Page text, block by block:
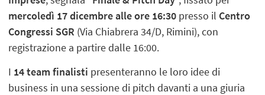
mercoledì 17 dicembre alle ore 16:30 presso il Centro
Congressi SGR (Via Chiabrera 34/D, Rimini), con
registrazione a partire dalle 16:00.
I 14 team finalisti presenteranno le loro idee di
business in una sessione di pitch davanti a una giuria